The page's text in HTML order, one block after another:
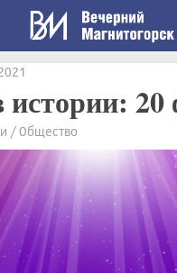
истории: 20
/ Общество